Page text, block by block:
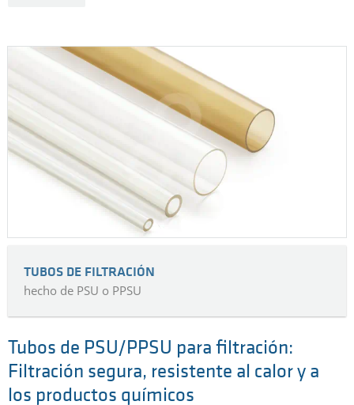
TUBOS DE FILTRACIÓN
hecho de PSU o PPSU
Tubos de PSU/PPSU para filtración:
Filtración segura, resistente al calor y a
los productos químicos